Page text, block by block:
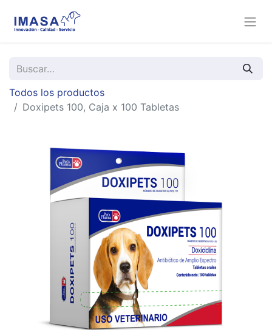
Todos los productos
Doxipets 100, Caja x 100 Tabletas